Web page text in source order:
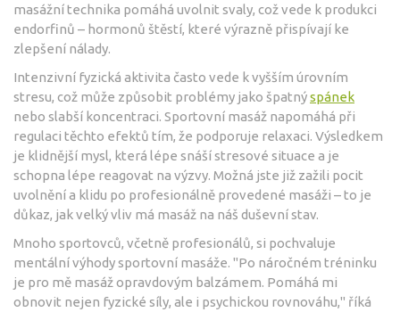
masážní technika pomáhá uvolnit svaly, což vede k produkci
endorfinů – hormonů štěstí, které výrazně přispívají ke
zlepšení nálady.
Intenzivní fyzická aktivita často vede k vyšším úrovním
stresu, což může způsobit problémy jako špatnýspánek
nebo slabší koncentraci. Sportovní masáž napomáhá při
regulaci těchto efektů tím, že podporuje relaxaci. Výsledkem
je klidnější mysl, která lépe snáší stresové situace a je
schopna lépe reagovat na výzvy. Možná jste již zažili pocit
uvolnění a klidu po profesionálně provedené masáži – to je
důkaz, jak velký vliv má masáž na náš duševní stav.
Mnoho sportovců, včetně profesionálů, si pochvaluje
mentální výhody sportovní masáže. "Po náročném tréninku
je pro mě masáž opravdovým balzámem. Pomáhá mi
obnovit nejen fyzické síly, ale i psychickou rovnováhu," říká